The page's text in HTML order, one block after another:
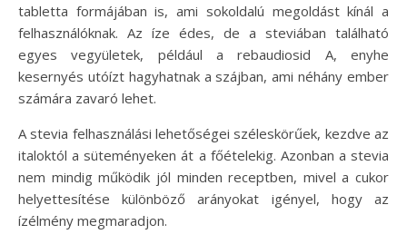
tabletta formájában is, ami sokoldalú megoldást kínál a
felhasználóknak. Az íze édes, de a steviában található
egyes vegyületek, például a rebaudiosid A, enyhe
kesernyés utóízt hagyhatnak a szájban, ami néhány ember
számára zavaró lehet.
A stevia felhasználási lehetőségei széleskörűek, kezdve az
italoktól a süteményeken át a főételekig. Azonban a stevia
nem mindig működik jól minden receptben, mivel a cukor
helyettesítése különböző arányokat igényel, hogy az
ízélmény megmaradjon.